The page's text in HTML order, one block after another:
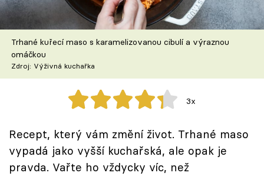
Speciál: Cuketa
Těhotnej kuchař
Sledujte prima+
Sledujte nás
Trhané kuřecí maso s karamelizovanou cibulí a výraznou
omáčkou
Zdroj: Výživná kuchařka
3x
Recept, který vám změní život. Trhané maso
vypadá jako vyšší kuchařská, ale opak je
pravda. Vařte ho vždycky víc, než